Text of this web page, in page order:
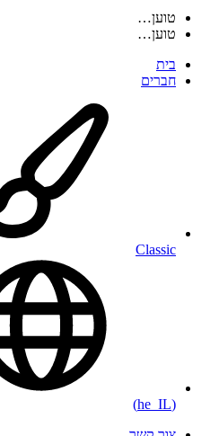
טוען…
טוען…
בית
חברים
Classic
(he_IL)